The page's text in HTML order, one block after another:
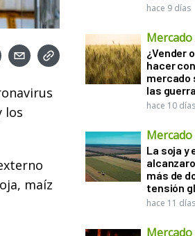
los
maíz
hace 9 días
¿Vender
hacer
mercado
las
hace 10 días
La soja y
más de
tensión
hace 11 días